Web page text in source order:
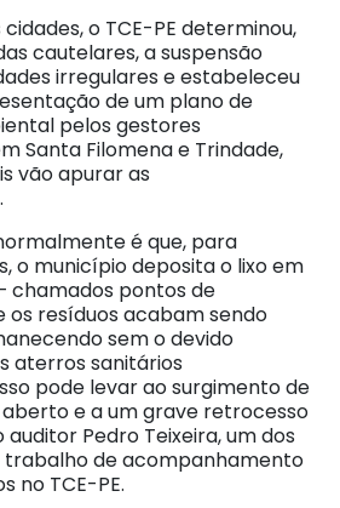
o TCE-PE determinou,
cautelares, a suspensão
irregulares e estabeleceu
de um plano de
pelos gestores
Santa Filomena e Trindade,
vão apurar as
é que, para
o município deposita o lixo em
chamados pontos de
os resíduos acabam sendo
sem o devido
aterros sanitários
pode levar ao surgimento de
aberto e a um grave retrocesso
auditor Pedro Teixeira, um dos
trabalho de acompanhamento
no TCE-PE.